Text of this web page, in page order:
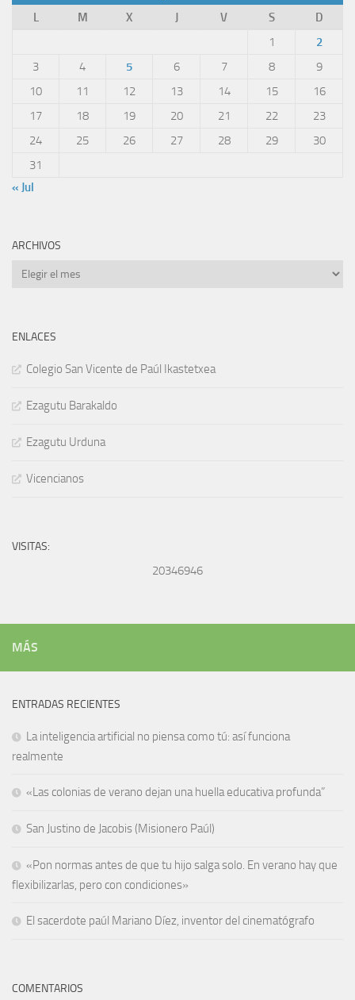
L
M X J V S
D
1
2
3
4 5 6 7 8
9
10
11 12 13 14 15
16
17
18 19 20 21 22
23
24
25 26 27 28 29
30
31
« Jul
ARCHIVOS
Archivos
ENLACES
Colegio San Vicente de Paúl Ikastetxea
Ezagutu Barakaldo
Ezagutu Urduna
Vicencianos
VISITAS:
20346946
MÁS
ENTRADAS RECIENTES
La inteligencia artificial no piensa como tú: así funciona
realmente
«Las colonias de verano dejan una huella educativa profunda”
San Justino de Jacobis (Misionero Paúl)
«Pon normas antes de que tu hijo salga solo. En verano hay que
flexibilizarlas, pero con condiciones»
El sacerdote paúl Mariano Díez, inventor del cinematógrafo
COMENTARIOS